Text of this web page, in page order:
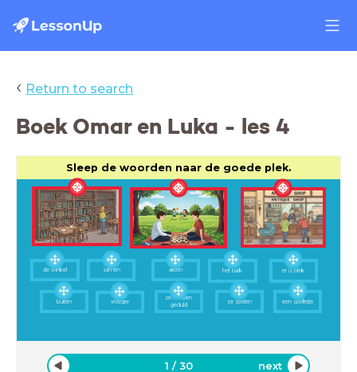
‹ Return to search
Boek Omar en Luka - les 4
Sleep de woorden naar de goede plek.
de winkel samen
vroeger
alleen
een spelletje
het park
ze spelen
er is plek
ze hebben
geduld
buiten
1 /30 next